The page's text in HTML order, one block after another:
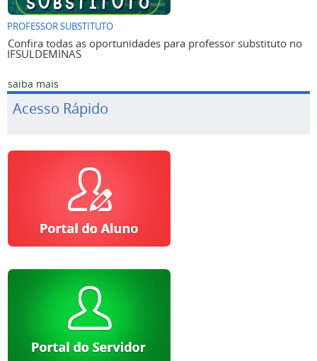
PROFESSOR SUBSTITUTO
Confira todas as oportunidades para professor substituto no
IFSULDEMINAS
saiba mais
Acesso Rápido